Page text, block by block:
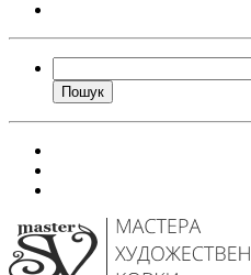
Пошук